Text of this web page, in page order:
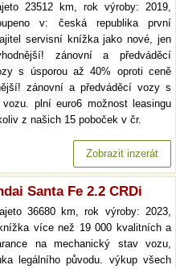
23512 km, rok výroby: 2019,
v: česká republika první
servisní knížka jako nové, jen
zánovní a předváděcí
s úsporou až 40% oproti ceně
zánovní a předváděcí vozy s
plní euro6 možnost leasingu
z našich 15 poboček v čr.
Zobrazit inzerát
Santa Fe 2.2 CRDi
36680 km, rok výroby: 2023,
více než 19 000 kvalitních a
na mechanický stav vozu,
legálního původu. výkup všech